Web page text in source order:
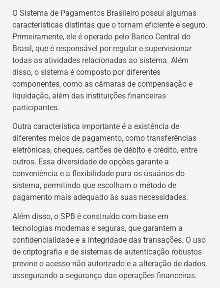
O Sistema de Pagamentos Brasileiro possui algumas
características distintas que o tornam eficiente e seguro.
Primeiramente, ele é operado pelo Banco Central do
Brasil, que é responsável por regular e supervisionar
todas as atividades relacionadas ao sistema. Além
disso, o sistema é composto por diferentes
componentes, como as câmaras de compensação e
liquidação, além das instituições financeiras
participantes.
Outra característica importante é a existência de
diferentes meios de pagamento, como transferências
eletrônicas, cheques, cartões de débito e crédito, entre
outros. Essa diversidade de opções garante a
conveniência e a flexibilidade para os usuários do
sistema, permitindo que escolham o método de
pagamento mais adequado às suas necessidades.
Além disso, o SPB é construído com base em
tecnologias modernas e seguras, que garantem a
confidencialidade e a integridade das transações. O uso
de criptografia e de sistemas de autenticação robustos
previne o acesso não autorizado e a alteração de dados,
assegurando a segurança das operações financeiras.